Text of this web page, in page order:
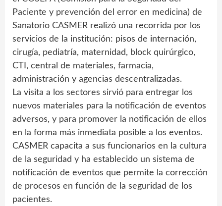
Paciente y prevención del error en medicina) de
Sanatorio CASMER realizó una recorrida por los
servicios de la institución: pisos de internación,
cirugía, pediatría, maternidad, block quirúrgico,
CTI, central de materiales, farmacia,
administración y agencias descentralizadas.
La visita a los sectores sirvió para entregar los
nuevos materiales para la notificación de eventos
adversos, y para promover la notificación de ellos
en la forma más inmediata posible a los eventos.
CASMER capacita a sus funcionarios en la cultura
de la seguridad y ha establecido un sistema de
notificación de eventos que permite la corrección
de procesos en función de la seguridad de los
pacientes.